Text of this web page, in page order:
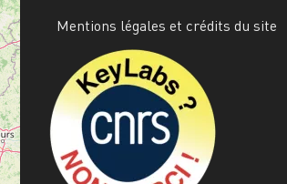
Mentions légales et crédits du site